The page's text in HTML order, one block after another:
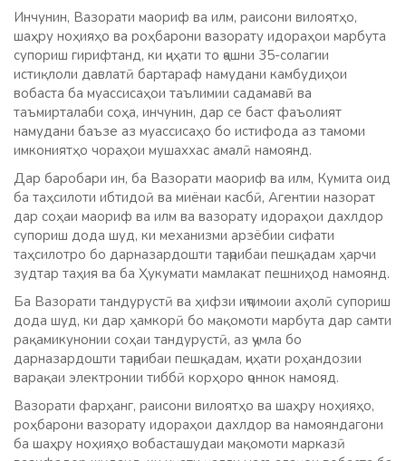
Инчунин, Вазорати маориф ва илм, раисони вилоятҳо,
шаҳру ноҳияҳо ва роҳбарони вазорату идораҳои марбута
супориш гирифтанд, ки ҷиҳати то ҷашни 35-солагии
истиқлоли давлатӣ бартараф намудани камбудиҳои
вобаста ба муассисаҳои таълимии садамавӣ ва
таъмирталаби соҳа, инчунин, дар се баст фаъолият
намудани баъзе аз муассисаҳо бо истифода аз тамоми
имкониятҳо чораҳои мушаххас амалӣ намоянд.
Дар баробари ин, ба Вазорати маориф ва илм, Кумита оид
ба таҳсилоти ибтидоӣ ва миёнаи касбӣ, Агентии назорат
дар соҳаи маориф ва илм ва вазорату идораҳои дахлдор
супориш дода шуд, ки механизми арзёбии сифати
таҳсилотро бо дарназардошти таҷрибаи пешқадам ҳарчи
зудтар таҳия ва ба Ҳукумати мамлакат пешниҳод намоянд.
Ба Вазорати тандурустӣ ва ҳифзи иҷтимоии аҳолӣ супориш
дода шуд, ки дар ҳамкорӣ бо мақомоти марбута дар самти
рақамикунонии соҳаи тандурустӣ, аз ҷумла бо
дарназардошти таҷрибаи пешқадам, ҷиҳати роҳандозии
варақаи электронии тиббӣ корҳоро ҷоннок намояд.
Вазорати фарҳанг, раисони вилоятҳо ва шаҳру ноҳияҳо,
роҳбарони вазорату идораҳои дахлдор ва намояндагони
ба шаҳру ноҳияҳо вобасташудаи мақомоти марказӣ